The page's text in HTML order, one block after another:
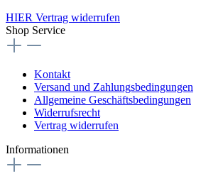
HIER Vertrag widerrufen
Shop Service
Kontakt
Versand und Zahlungsbedingungen
Allgemeine Geschäftsbedingungen
Widerrufsrecht
Vertrag widerrufen
Informationen